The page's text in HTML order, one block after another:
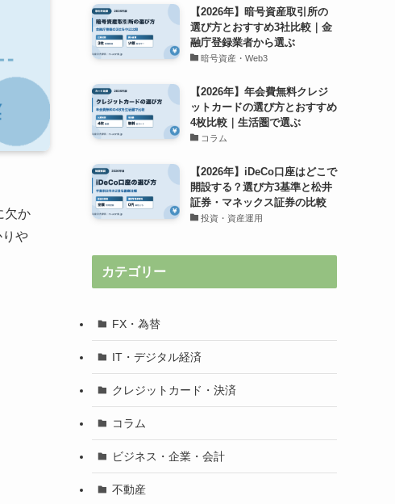
欠か
や
【2026年】暗号資産取引所の
選び方とおすすめ3社比較｜金
融庁登録業者から選ぶ
暗号資産・Web3
【2026年】年会費無料クレジ
ットカードの選び方とおすすめ
4枚比較｜生活圏で選ぶ
コラム
【2026年】iDeCo口座はどこで
開設する？選び方3基準と松井
証券・マネックス証券の比較
投資・資産運用
カテゴリー
FX・為替
IT・デジタル経済
クレジットカード・決済
コラム
ビジネス・企業・会計
不動産